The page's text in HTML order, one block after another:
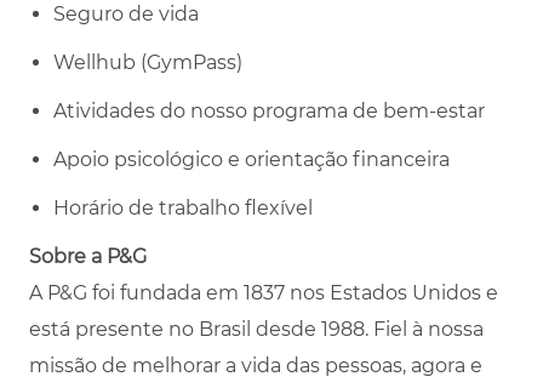
Seguro de vida
Wellhub (GymPass)
Atividades do nosso programa de bem-estar
Apoio psicológico e orientação financeira
Horário de trabalho flexível
Sobre a P&G
A P&G foi fundada em 1837 nos Estados Unidos e
está presente no Brasil desde 1988. Fiel à nossa
missão de melhorar a vida das pessoas, agora e